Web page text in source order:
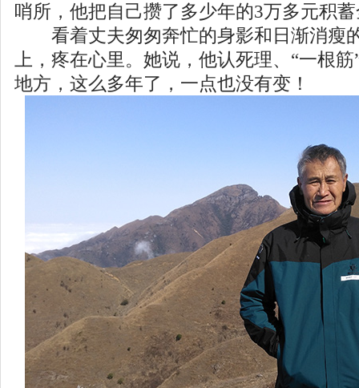
哨所，他把自己攒了多少年的3万多元积
看着丈夫匆匆奔忙的身影和日渐消瘦
上，疼在心里。她说，他认死理、“一根
地方，这么多年了，一点也没有变！